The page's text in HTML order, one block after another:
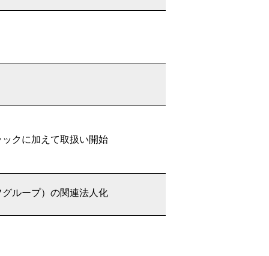
クに加えて取扱い開始
ループ）の関連法人化